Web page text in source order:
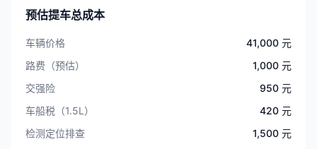
预估提车总成本
车辆价格
41,000 元
路费（预估）
1,000 元
交强险
950 元
车船税（1.5L）
420 元
检测定位排查
1,500 元